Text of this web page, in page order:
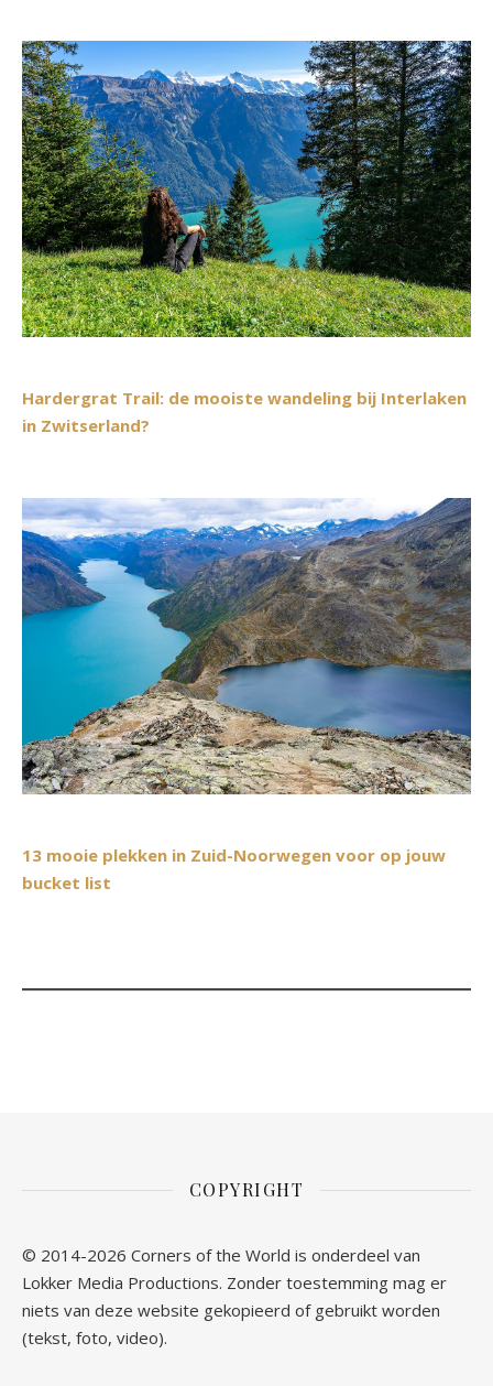
Hardergrat Trail: de mooiste wandeling bij Interlaken
in Zwitserland?
13 mooie plekken in Zuid-Noorwegen voor op jouw
bucket list
COPYRIGHT
© 2014-2026 Corners of the World is onderdeel van
Lokker Media Productions. Zonder toestemming mag er
niets van deze website gekopieerd of gebruikt worden
(tekst, foto, video).